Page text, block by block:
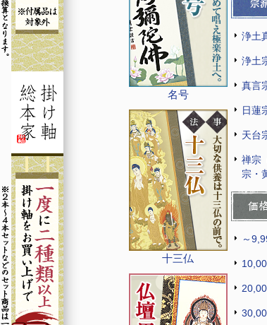
名号
十三仏
浄土
浄土
真言
日蓮
天台
禅宗
宗・
～